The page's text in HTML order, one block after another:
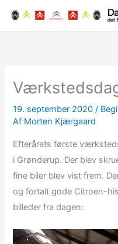
19. september 2020/
Af Morten Kjærgaard
Efterårets første
i Grønderup. Der blev
fine biler blev vist frem.
og fortalt gode Citroen-
billeder fra dagen: